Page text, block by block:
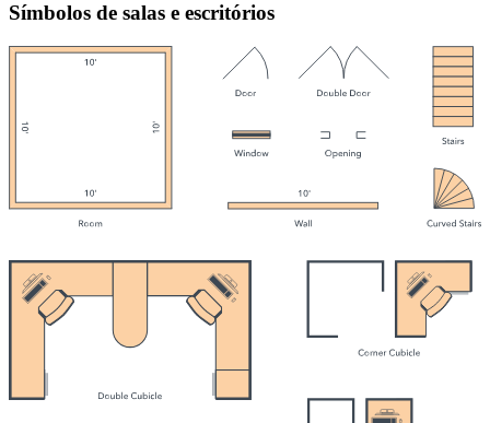
Símbolos de salas e escritórios